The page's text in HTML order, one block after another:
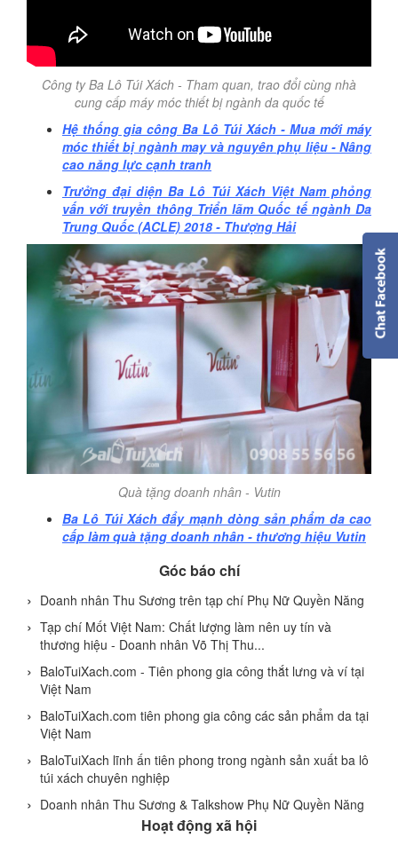
Công ty Ba Lô Túi Xách - Tham quan, trao đổi cùng nhà
cung cấp máy móc thiết bị ngành da quốc tế
Hệ thống gia công Ba Lô Túi Xách - Mua mới máy
móc thiết bị ngành may và nguyên phụ liệu - Nâng
cao năng lực cạnh tranh
Trưởng đại diện Ba Lô Túi Xách Việt Nam phỏng
vấn với truyền thông Triển lãm Quốc tế ngành Da
Trung Quốc (ACLE) 2018 - Thượng Hải
Quà tặng doanh nhân - Vutin
Ba Lô Túi Xách đẩy mạnh dòng sản phẩm da cao
cấp làm quà tặng doanh nhân - thương hiệu Vutin
Góc báo chí
Doanh nhân Thu Sương trên tạp chí Phụ Nữ Quyền Năng
Tạp chí Mốt Việt Nam: Chất lượng làm nên uy tín và
thương hiệu - Doanh nhân Võ Thị Thu...
BaloTuiXach.com - Tiên phong gia công thắt lưng và ví tại
Việt Nam
BaloTuiXach.com tiên phong gia công các sản phẩm da tại
Việt Nam
BaloTuiXach lĩnh ấn tiên phong trong ngành sản xuất ba lô
túi xách chuyên nghiệp
Doanh nhân Thu Sương & Talkshow Phụ Nữ Quyền Năng
Hoạt động xã hội